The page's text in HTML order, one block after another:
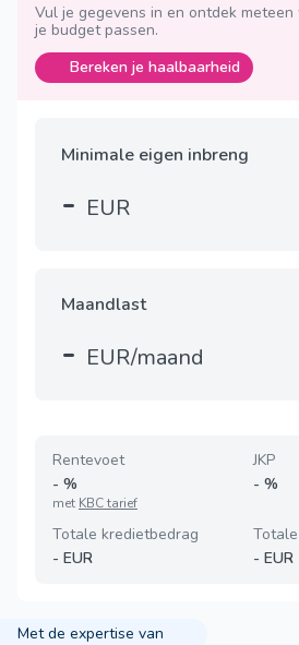
Vul je gegevens in en ontdek
je budget passen.
Bereken je haalbaarheid
Minimale eigen inbreng
- EUR
Maandlast
- EUR/maand
Rentevoet
- %
met KBC tarief
JKP
- %
Totale kredietbedrag
- EUR
- EUR
Met de expertise van